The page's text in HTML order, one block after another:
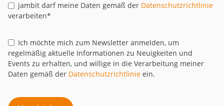
jambit darf meine Daten gemäß der Datenschutzrichtlinie
verarbeiten*
Ich möchte mich zum Newsletter anmelden, um
regelmäßig aktuelle Informationen zu Neuigkeiten und
Events zu erhalten, und willige in die Verarbeitung meiner
Daten gemäß der Datenschutzrichtlinie ein.